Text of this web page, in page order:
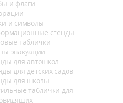
и флаги
и символы
стенды
таблички
эвакуации
для автошкол
для детских садов
для школы
таблички для